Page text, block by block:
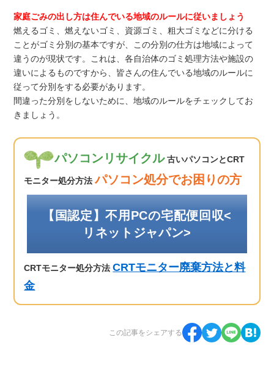
家庭ごみの出し方は住んでいる地域のルールに従いましょう
燃えるゴミ、燃えないゴミ、資源ゴミ、粗大ゴミなどに分ける
ことがゴミ分別の基本ですが、この分別の仕方は地域によって
違うのが現状です。これは、各自治体のゴミ処理方法や施設の
違いによるものですから、皆さんの住んでいる地域のルールに
従って分別をする必要があります。
間違った分別をしないために、地域のルールをチェックしてお
きましょう。
パソコンリサイクル 古いパソコンとCRT
モニター処分方法 パソコン処分でお困りの方
【国認定】不用PCの宅配便回収<
リネットジャパン>
CRTモニター処分方法 CRTモニター廃棄方法と料
金
この記事をシェアする